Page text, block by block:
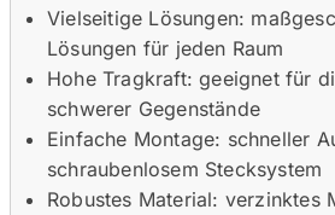
Vielseitige Lösungen:
Lösungen für jeden Raum
Hohe Tragkraft: geeignet für
schwerer Gegenstände
Einfache Montage: schneller
schraubenlosem Stecksystem
Robustes Material: verzinktes